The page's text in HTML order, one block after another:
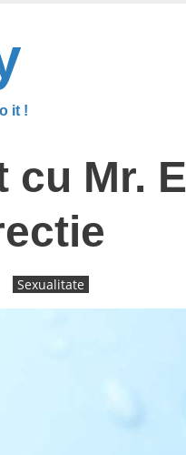
it !
cu Mr.
Sexualitate